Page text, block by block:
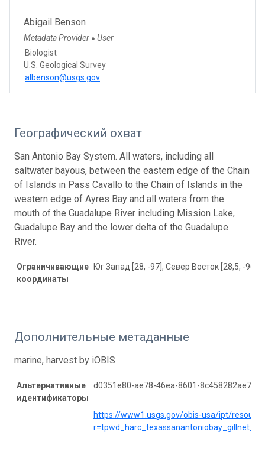
Abigail Benson
Metadata Provider ● User
Biologist
U.S. Geological Survey
albenson@usgs.gov
Географический охват
San Antonio Bay System. All waters, including all
saltwater bayous, between the eastern edge of the Chain
of Islands in Pass Cavallo to the Chain of Islands in the
western edge of Ayres Bay and all waters from the
mouth of the Guadalupe River including Mission Lake,
Guadalupe Bay and the lower delta of the Guadalupe
River.
Ограничивающие
координаты
Юг Запад [28, -97], Север Восток [28,5, -96]
Дополнительные метаданные
marine, harvest by iOBIS
Альтернативные
идентификаторы
d0351e80-ae78-46ea-8601-8c458282ae73
https://www1.usgs.gov/obis-usa/ipt/